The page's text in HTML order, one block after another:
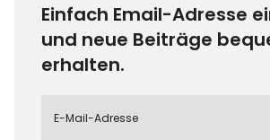
Einfach Email-Adresse
und neue Beiträge
erhalten.